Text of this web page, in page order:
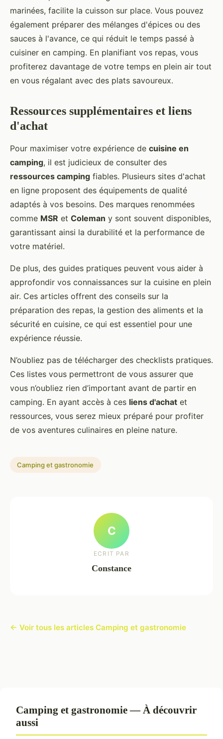
marinées, facilite la cuisson sur place. Vous pouvez
également préparer des mélanges d'épices ou des
sauces à l'avance, ce qui réduit le temps passé à
cuisiner en camping. En planifiant vos repas, vous
profiterez davantage de votre temps en plein air tout
en vous régalant avec des plats savoureux.
Ressources supplémentaires et liens
d'achat
Pour maximiser votre expérience de cuisine en
camping, il est judicieux de consulter des
ressources camping fiables. Plusieurs sites d'achat
en ligne proposent des équipements de qualité
adaptés à vos besoins. Des marques renommées
comme MSR et Coleman y sont souvent disponibles,
garantissant ainsi la durabilité et la performance de
votre matériel.
De plus, des guides pratiques peuvent vous aider à
approfondir vos connaissances sur la cuisine en plein
air. Ces articles offrent des conseils sur la
préparation des repas, la gestion des aliments et la
sécurité en cuisine, ce qui est essentiel pour une
expérience réussie.
N’oubliez pas de télécharger des checklists pratiques.
Ces listes vous permettront de vous assurer que
vous n’oubliez rien d’important avant de partir en
camping. En ayant accès à ces liens d'achat et
ressources, vous serez mieux préparé pour profiter
de vos aventures culinaires en pleine nature.
Camping et gastronomie
C
ECRIT PAR
Constance
← Voir tous les articles Camping et gastronomie
Camping et gastronomie — À découvrir
aussi